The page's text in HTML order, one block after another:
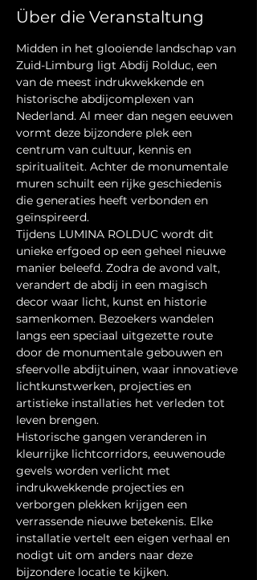
Über die Veranstaltung
Midden in het glooiende landschap van
Zuid-Limburg ligt Abdij Rolduc, een
van de meest indrukwekkende en
historische abdijcomplexen van
Nederland. Al meer dan negen eeuwen
vormt deze bijzondere plek een
centrum van cultuur, kennis en
spiritualiteit. Achter de monumentale
muren schuilt een rijke geschiedenis
die generaties heeft verbonden en
geïnspireerd.
Tijdens LUMINA ROLDUC wordt dit
unieke erfgoed op een geheel nieuwe
manier beleefd. Zodra de avond valt,
verandert de abdij in een magisch
decor waar licht, kunst en historie
samenkomen. Bezoekers wandelen
langs een speciaal uitgezette route
door de monumentale gebouwen en
sfeervolle abdijtuinen, waar innovatieve
lichtkunstwerken, projecties en
artistieke installaties het verleden tot
leven brengen.
Historische gangen veranderen in
kleurrijke lichtcorridors, eeuwenoude
gevels worden verlicht met
indrukwekkende projecties en
verborgen plekken krijgen een
verrassende nieuwe betekenis. Elke
installatie vertelt een eigen verhaal en
nodigt uit om anders naar deze
bijzondere locatie te kijken.